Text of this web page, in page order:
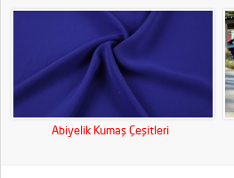
Abiyelik Kumaş Çeşitleri